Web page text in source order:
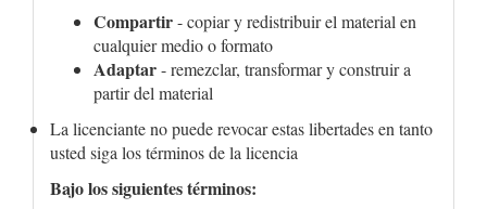
Compartir- copiar y redistribuir el material en
cualquier medio o formato
Adaptar- remezclar, transformar y construir a
partir del material
La licenciante no puede revocar estas libertades en tanto
usted siga los términos de la licencia
Bajo los siguientes términos: